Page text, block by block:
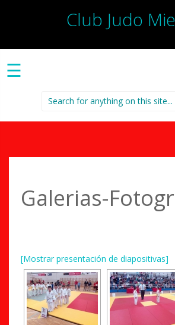
Club Judo
☰
Search
for:
Galerias-
[Mostrar presentación de diapositivas]